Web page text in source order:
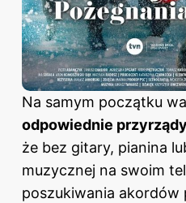
Na samym początku
odpowiednie przyrządy
że bez gitary, pianina
muzycznej na swoim
poszukiwania akordów